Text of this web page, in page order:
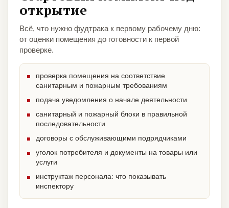
открытие
Всё, что нужно фудтрака к первому рабочему дню:
от оценки помещения до готовности к первой
проверке.
проверка помещения на соответствие
санитарным и пожарным требованиям
подача уведомления о начале деятельности
санитарный и пожарный блоки в правильной
последовательности
договоры с обслуживающими подрядчиками
уголок потребителя и документы на товары или
услуги
инструктаж персонала: что показывать
инспектору